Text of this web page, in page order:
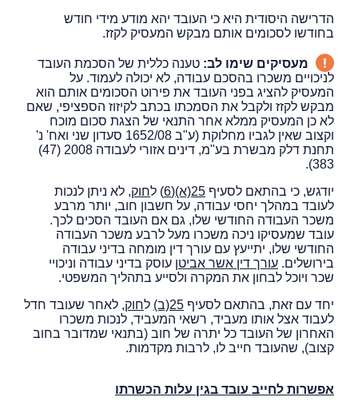
הדרישה היסודית היא כי העובד יהא מודע מידי חודש
בחודשו לסכומים אותם מבקש המעסיק לקזז.
מעסיקים שימו לב: טענה כללית של הסכמת העובד
לניכויים משכרו בהסכם עבודה, לא יכולה לעמוד. על
המעסיק להציג בפני העובד את פירוט הסכומים אותם הוא
מבקש לקזז ולקבל את הסמכתו בכתב לקיזוז הספציפי, שאם
לא כן המעסיק ממלא אחר התנאי של הצגת סכום מוכח
וקצוב שאין לגביו מחלוקת (ע"ב 1652/08 סעדון שני ואח' נ'
תחנת דלק מבשרת בע"מ, דינים אזורי לעבודה 2008 (47)
383).
יודגש, כי בהתאם לסעיף 25(א)(6 ) לחוק, לא ניתן לנכות
לעובד במהלך יחסי עבודה, על חשבון חוב, יותר מרבע
משכר העבודה החודשי שלו, גם אם העובד הסכים לכך.
עובד שמעסיקו ניכה משכרו מעל לרבע משכר העבודה
החודשי שלו, יתייעץ עם עורך דין מומחה בדיני עבודה
בירושלים. עורך דין אשר אביטן עוסק בדיני עבודה וניכויי
שכר ויוכל לבחון את המקרה ולסייע בתהליך המשפטי.
יחד עם זאת, בהתאם לסעיף 25(ב) לחוק, לאחר שעובד חדל
לעבוד אצל אותו מעביד, רשאי המעביד, לנכות משכרו
האחרון של העובד כל יתרה של חוב (בתנאי שמדובר בחוב
קצוב), שהעובד חייב לו, לרבות מקדמות.
אפשרות לחייב עובד בגין עלות הכשרתו